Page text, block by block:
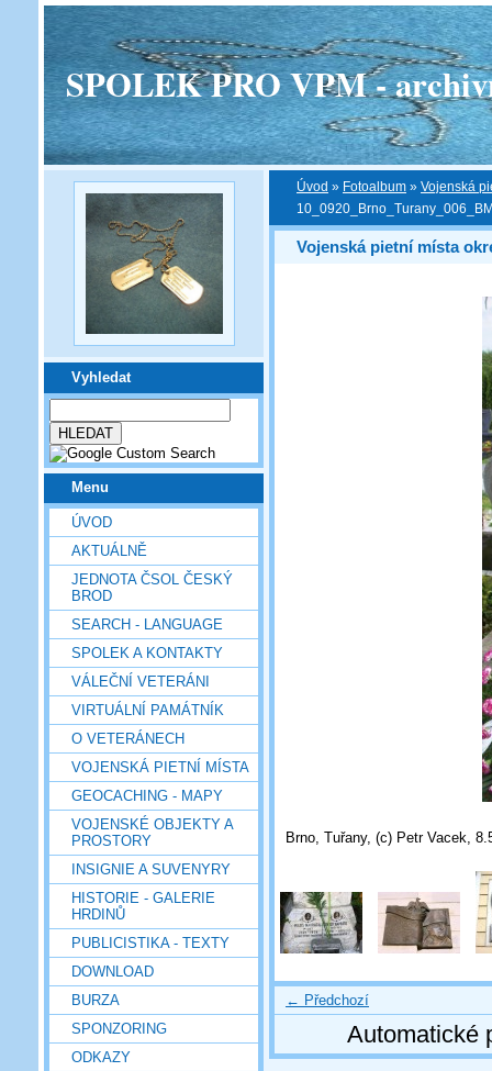
SPOLEK PRO VPM -
Vyhledat
Menu
ÚVOD
AKTUÁLNĚ
JEDNOTA ČSOL ČESKÝ
BROD
SEARCH - LANGUAGE
SPOLEK A KONTAKTY
VÁLEČNÍ VETERÁNI
VIRTUÁLNÍ PAMÁTNÍK
O VETERÁNECH
VOJENSKÁ PIETNÍ MÍSTA
GEOCACHING - MAPY
VOJENSKÉ OBJEKTY A
PROSTORY
INSIGNIE A SUVENYRY
HISTORIE - GALERIE
HRDINŮ
PUBLICISTIKA - TEXTY
DOWNLOAD
BURZA
SPONZORING
ODKAZY
Úvod » Fotoalbum » Vojenská
Vojenská pietní místa
Brno, Tuřany, (c) Petr Vacek,
← Předchozí
Automatické